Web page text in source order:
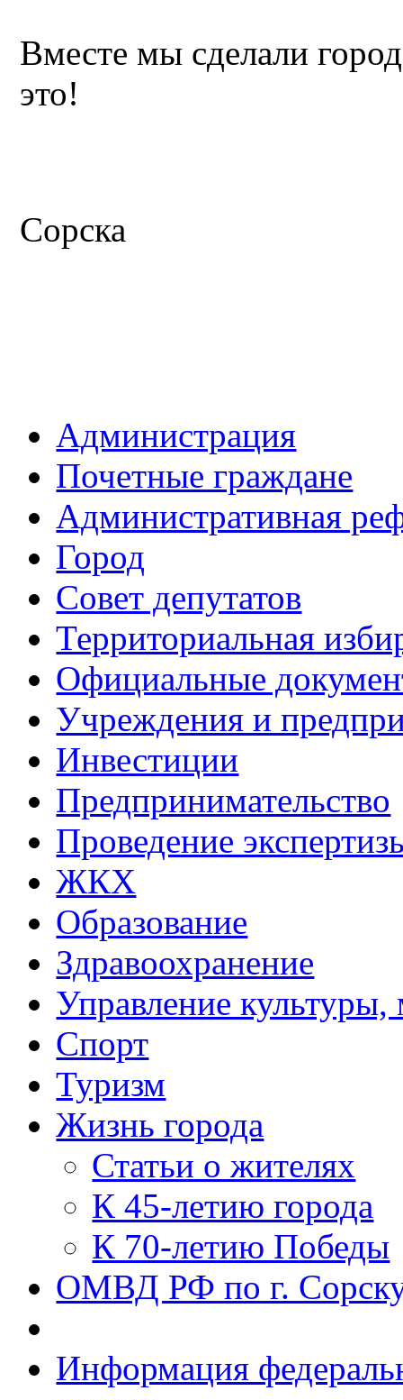
Вместе мы сделали
это!
Сорска
Администрация
Почетные граждане
Административная
Город
Совет депутатов
Территориальная
Официальные
Учреждения и
Инвестиции
Предпринимательство
Проведение
ЖКХ
Образование
Здравоохранение
Управление
Спорт
Туризм
Жизнь города
Статьи о жителях
К 45-летию города
К 70-летию Победы
ОМВД РФ по г.
Информация